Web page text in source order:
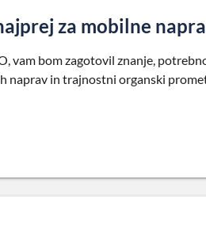
za mobilne
vam bom zagotovil znanje,
naprav in trajnostni organski